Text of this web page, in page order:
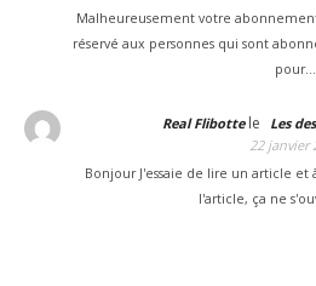
Malheureusement votre
réservé aux personnes qui sont
pour…
Real Flibottele
Les
22 janvier
Bonjour J'essaie de lire un article
l'article, ça ne